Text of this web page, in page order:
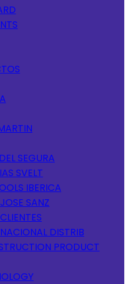
SEGURA
SVELT
IBERICA
SANZ
DISTRIB
PRODUCT